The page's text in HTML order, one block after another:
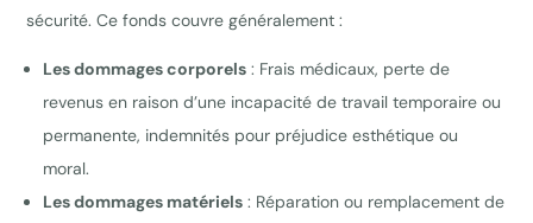
sécurité. Ce fonds couvre généralement :
Les dommages corporels : Frais médicaux, perte de
revenus en raison d’une incapacité de travail temporaire ou
permanente, indemnités pour préjudice esthétique ou
moral.
Les dommages matériels : Réparation ou remplacement de